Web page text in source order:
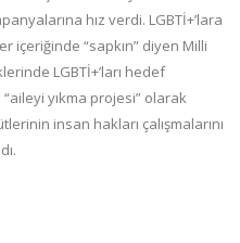
hız verdi. LGBTİ+’lara
içeriğinde “sapkın” diyen Milli
LGBTİ+’ları hedef
yıkma projesi” olarak
insan hakları çalışmalarını